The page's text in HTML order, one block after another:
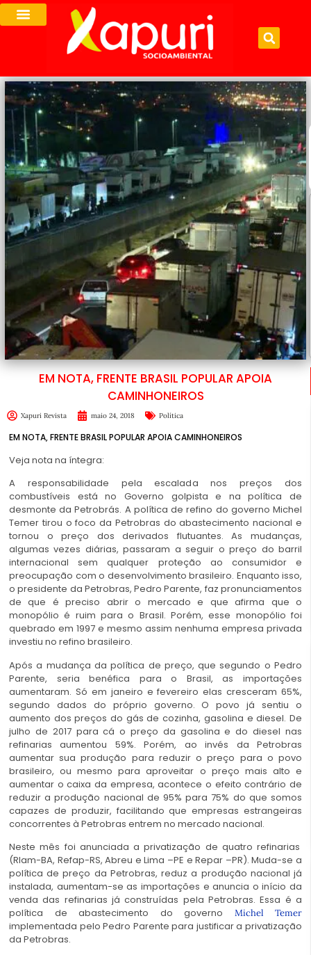
EM NOTA, FRENTE BRASIL POPULAR APOIA
CAMINHONEIROS
Xapuri Revista maio 24, 2018 Política
EM NOTA, FRENTE BRASIL POPULAR APOIA CAMINHONEIROS
Veja nota na íntegra:
A responsabilidade pela escalada nos preços dos
combustíveis está no Governo golpista e na política de
desmonte da Petrobrás. A política de refino do governo Michel
Temer tirou o foco da Petrobras do abastecimento nacional e
tornou o preço dos derivados flutuantes. As mudanças,
algumas vezes diárias, passaram a seguir o preço do barril
internacional sem qualquer proteção ao consumidor e
preocupação com o desenvolvimento brasileiro. Enquanto isso,
o presidente da Petrobras, Pedro Parente, faz pronunciamentos
de que é preciso abrir o mercado e que afirma que o
monopólio é ruim para o Brasil. Porém, esse monopólio foi
quebrado em 1997 e mesmo assim nenhuma empresa privada
investiu no refino brasileiro.
Após a mudança da política de preço, que segundo o Pedro
Parente, seria benéfica para o Brasil, as importações
aumentaram. Só em janeiro e fevereiro elas cresceram 65%,
segundo dados do próprio governo. O povo já sentiu o
aumento dos preços do gás de cozinha, gasolina e diesel. De
julho de 2017 para cá o preço da gasolina e do diesel nas
refinarias aumentou 59%. Porém, ao invés da Petrobras
aumentar sua produção para reduzir o preço para o povo
brasileiro, ou mesmo para aproveitar o preço mais alto e
aumentar o caixa da empresa, acontece o efeito contrário de
reduzir a produção nacional de 95% para 75% do que somos
capazes de produzir, facilitando que empresas estrangeiras
concorrentes à Petrobras entrem no mercado nacional.
Neste mês foi anunciada a privatização de quatro refinarias
(Rlam-BA, Refap-RS, Abreu e Lima –PE e Repar –PR). Muda-se a
política de preço da Petrobras, reduz a produção nacional já
instalada, aumentam-se as importações e anuncia o início da
venda das refinarias já construídas pela Petrobras. Essa é a
política de abastecimento do governo Michel Temer
implementada pelo Pedro Parente para justificar a privatização
da Petrobras.